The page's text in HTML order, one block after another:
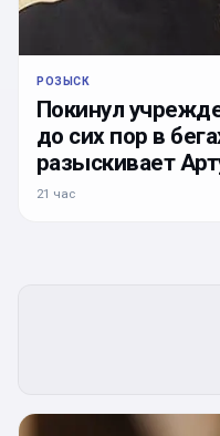
РОЗЫСК
Покинул
до сих пор в
разыскивает
21 час